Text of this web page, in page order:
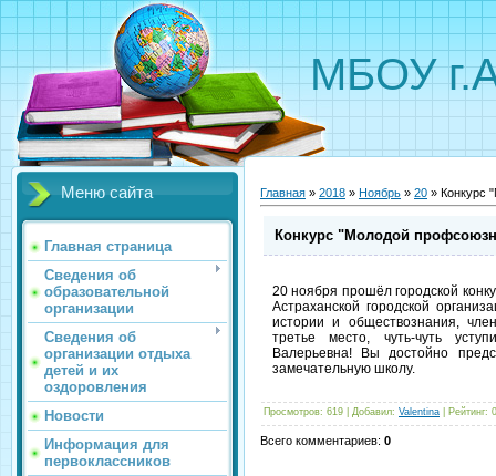
МБОУ
Меню сайта
Главная страница
Сведения об
образовательной
организации
Сведения об
организации отдыха
детей и их
оздоровления
Новости
Информация для
первоклассников
Главная » 2018 » Ноябрь » 20 » Конкурс
Конкурс "Молодой
20 ноября прошёл городской
Астраханской городской
истории и обществознания,
третье место, чуть-чуть
Валерьевна! Вы достойно
замечательную школу.
Просмотров: 619 Добавил: Valentina Рейтинг:
Всего комментариев: 0